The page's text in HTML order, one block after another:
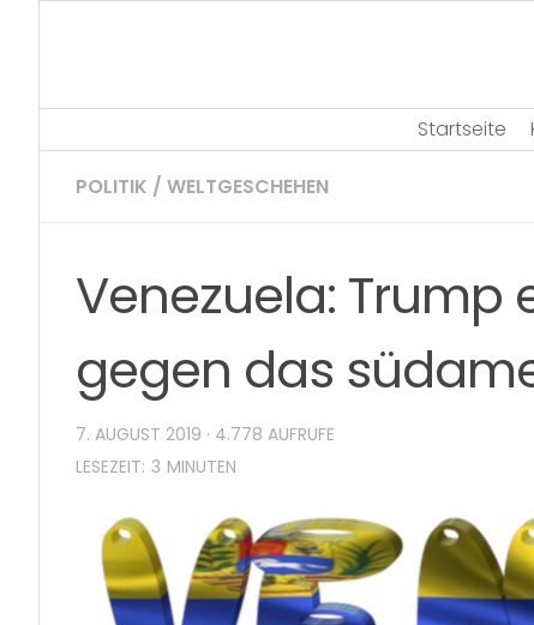
Startseite
POLITIK / WELTGESCHEHEN
Venezuela:
gegen das
7. AUGUST 2019 · 4.778 AUFRUFE